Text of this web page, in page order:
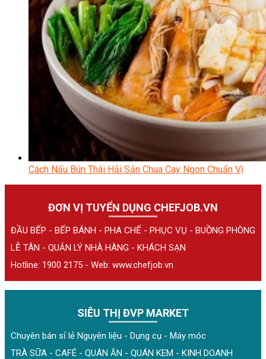
Cách Nấu Bún Thái Hải Sản Chua Cay Ngon Chuẩn Vị
ĐƠN VỊ TUYỂN DỤNG CHEFJOB.VN
ĐẦU BẾP - BẾP BÁNH - PHA CHẾ - PHỤC VỤ - BUỒNG PHÒNG
LỄ TÂN - QUẢN LÝ NHÀ HÀNG - KHÁCH SẠN
Hotline: 1900 2175 - Web: www.chefjob.vn
SIÊU THỊ ĐVP MARKET
Chuyên bán sỉ lẻ Nguyên liệu - Dụng cụ - Máy móc
TRÀ SỮA - CAFÉ - QUÁN ĂN - QUÁN KEM - KINH DOANH